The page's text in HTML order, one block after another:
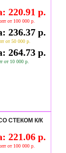
220.91 р.
от 100 000 р.
236.37 р.
от 50 000 р.
264.73 р.
от 10 000 р.
СТЕКОМ К/К
221.06 р.
от 100 000 р.